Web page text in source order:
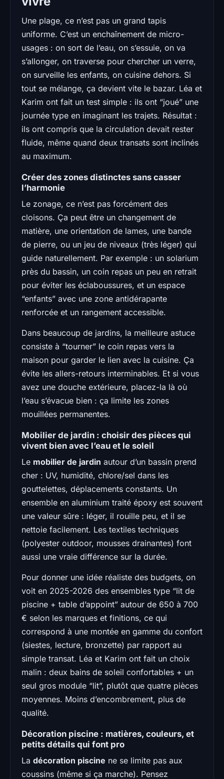
Une plage, ce n’est pas un grand tapis
uniforme. C’est un enchaînement de micro-
usages : on sort de l’eau, on s’essuie, on va
s’allonger, on traverse pour chercher un verre,
on surveille les enfants, on cuisine dehors. Si
tout se mélange, ça devient vite le bazar. Léa et
Karim ont fait un test simple : ils ont “joué” une
journée type en imaginant les trajets. Résultat :
ils ont compris que la circulation devait rester
fluide, même quand deux transats sont inclinés
au maximum.
Créer des zones distinctes sans casser
l’harmonie
Le zonage, ce n’est pas forcément des
cloisons. Ça peut être un changement de
matière, une orientation de lames, une bande
de pierre, ou un jeu de niveaux (très léger) qui
guide naturellement. Par exemple : un solarium
près du bassin, un coin repas un peu en retrait
pour éviter les éclaboussures, et un espace
“enfants” avec une zone antidérapante
renforcée et un rangement accessible.
Dans beaucoup de jardins, la meilleure astuce
consiste à “tourner” le coin repas vers la
maison pour garder le lien avec la cuisine. Ça
évite les allers-retours interminables. Et si vous
avez une douche extérieure, placez-la là où
l’eau s’évacue bien : ça limite les zones
mouillées permanentes.
Mobilier de jardin : choisir des pièces qui
vivent bien avec l’eau et le soleil
Le mobilier de jardin autour d’un bassin prend
cher : UV, humidité, chlore/sel dans les
gouttelettes, déplacements constants. Un
ensemble en aluminium traité époxy est souvent
une valeur sûre : léger, il rouille peu, et il se
nettoie facilement. Les textiles techniques
(polyester outdoor, mousses drainantes) font
aussi une vraie différence sur la durée.
Pour donner une idée réaliste des budgets, on
voit en 2025-2026 des ensembles type “lit de
piscine + table d’appoint” autour de 650 à 700
€ selon les marques et finitions, ce qui
correspond à une montée en gamme du confort
(siestes, lecture, bronzette) par rapport au
simple transat. Léa et Karim ont fait un choix
malin : deux bains de soleil confortables + un
seul gros module “lit”, plutôt que quatre pièces
moyennes. Moins d’encombrement, plus de
qualité.
Décoration piscine : matières, couleurs, et
petits détails qui font pro
La décoration piscine ne se limite pas aux
coussins (même si ça marche). Pensez